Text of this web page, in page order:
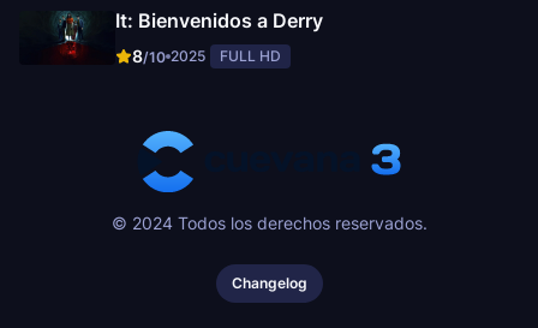
It: Bienvenidos a Derry
8/10 2025 FULL HD
© 2024 Todos los derechos reservados.
Changelog